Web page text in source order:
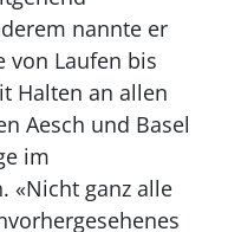
nannte er
von Laufen bis
Halten an allen
Aesch und Basel
im
«Nicht ganz alle